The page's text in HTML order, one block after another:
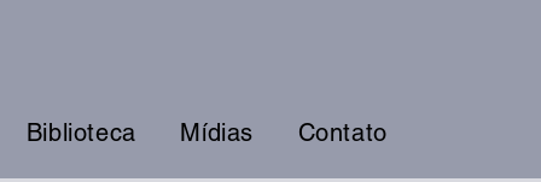
Biblioteca Mídias Contato